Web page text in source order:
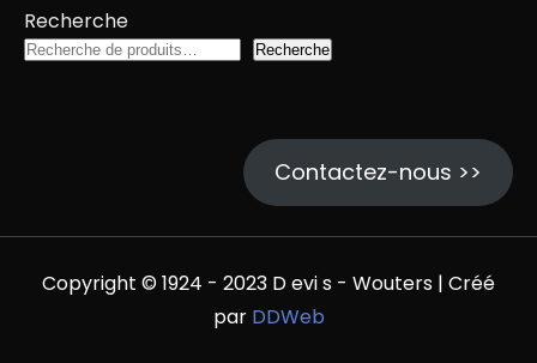
Recherche
Recherche
Contactez-nous >>
Copyright © 1924 - 2023 D evi s - Wouters | Créé
par DDWeb